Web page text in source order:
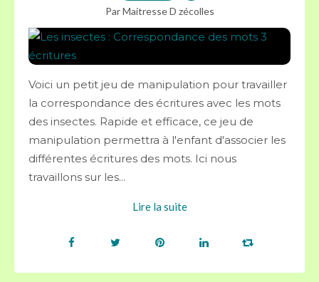
Par Maitresse D zécolles
Voici un petit jeu de manipulation pour travailler
la correspondance des écritures avec les mots
des insectes. Rapide et efficace, ce jeu de
manipulation permettra à l'enfant d'associer les
différentes écritures des mots. Ici nous
travaillons sur les...
Lire la suite